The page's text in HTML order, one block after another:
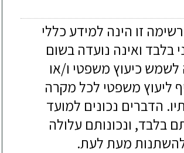
זו הינה למידע כללי
בלבד ואינה נועדה בשום
כיעוץ משפטי ו/או
ליעוץ משפטי לכל מקרה
הדברים נכונים למועד
בלבד, ונכונותם עלולה
מעת לעת.